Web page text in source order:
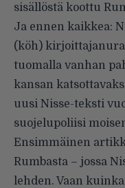
sisällöstä koottu
Ja ennen kaikkea:
(köh)
tuomalla vanhan
kansan
uusi Nisse-teksti
suojelupoliisi
Ensimmäinen
Rumbasta – jossa
lehden. Vaan